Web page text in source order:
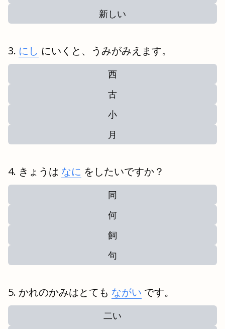
新しい
にし にいくと、うみがみえます。
西
古
小
月
きょうは なに をしたいですか？
同
何
飼
句
かれのかみはとても ながい です。
二い